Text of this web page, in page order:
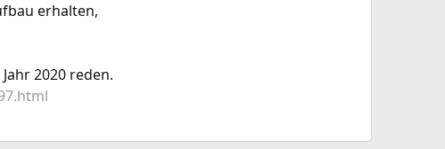
erhalten,
2020 reden.